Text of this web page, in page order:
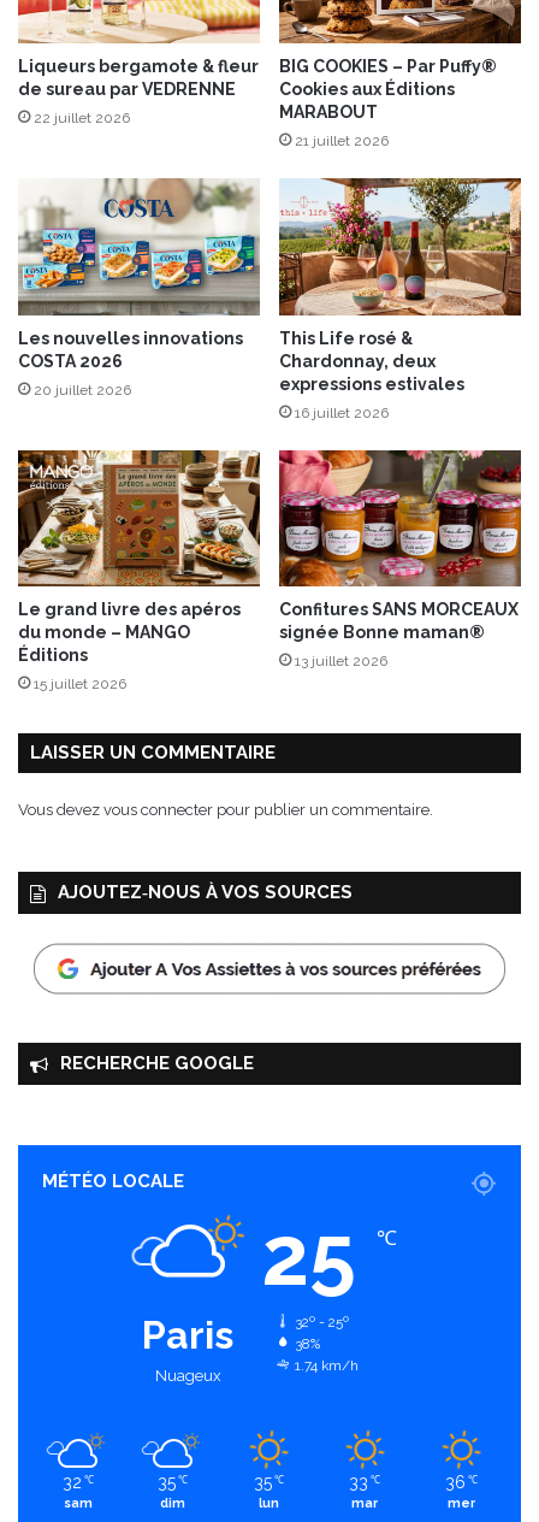
l
e
s
”
a
C
a
f
é
G
r
a
n
M
è
e
!
o
m
o
t
e
n
d
i
v
e
s
r
l
e
d
u
r
d
Liqueurs bergamote & fleur
de sureau par VEDRENNE
22 juillet 2026
BIG COOKIES – Par Puffy®
Cookies aux Éditions
MARABOUT
21 juillet 2026
Les nouvelles innovations
COSTA 2026
20 juillet 2026
This Life rosé &
Chardonnay, deux
expressions estivales
16 juillet 2026
Le grand livre des apéros
du monde – MANGO
Éditions
15 juillet 2026
Confitures SANS MORCEAUX
signée Bonne maman®
13 juillet 2026
LAISSER UN COMMENTAIRE
Vous devez vous connecter pour publier un commentaire.
AJOUTEZ‑NOUS À VOS SOURCES
RECHERCHE GOOGLE
MÉTÉO LOCALE
Paris
Nuageux
25 ℃
32º - 25º
38%
1.74 km/h
32 ℃
sam
35 ℃
dim
35 ℃
lun
33 ℃
mar
36 ℃
mer